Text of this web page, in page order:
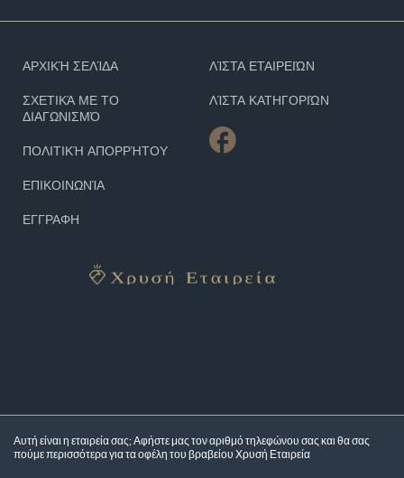
Αυτή είναι η εταιρεία σας; Αφήστε μας τον αριθμό τηλεφώνου σας και θα σας
πούμε περισσότερα για ταοφέλη του βραβείου Χρυσή Εταιρεία
ΑΡΧΙΚΉ ΣΕΛΊΔΑ
ΣΧΕΤΙΚΆ ΜΕ ΤΟ
ΔΙΑΓΩΝΙΣΜΌ
ΠΟΛΙΤΙΚΉ ΑΠΟΡΡΉΤΟΥ
ΕΠΙΚΟΙΝΩΝΊΑ
ΕΓΓΡΑΦΗ
ΛΊΣΤΑ ΕΤΑΙΡΕΙΏΝ
ΛΊΣΤΑ ΚΑΤΗΓΟΡΙΏΝ